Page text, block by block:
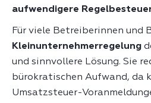
aufwendigere
Für viele Betreiberinnen und
Kleinunternehmerregelung
und sinnvollere Lösung. Sie
bürokratischen Aufwand, da
Umsatzsteuer-